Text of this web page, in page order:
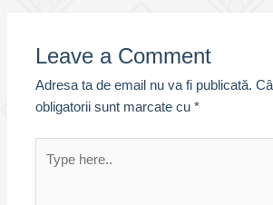
Leave a Comment
Adresa ta de email nu va fi publicată.
obligatorii sunt marcate cu*
here..